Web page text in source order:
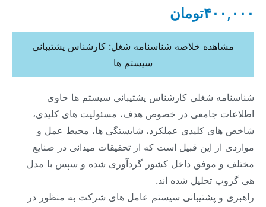
۴۰۰,۰۰۰تومان
شناسنامه شغلی کارشناس پشتیبانی سیستم ها حاوی
اطلاعات جامعی در خصوص هدف، مسئولیت های کلیدی،
شاخص های کلیدی عملکرد، شایستگی ها، محیط عمل و
مواردی از این قبیل است که از تحقیقات میدانی در صنایع
مختلف و موفق داخل کشور گردآوری شده و سپس با مدل
هی گروپ تحلیل شده اند.
راهبری و پشتیبانی سیستم عامل های شرکت به منظور در
مشاهده خلاصه شناسنامه شغل: کارشناس پشتیبانی
سیستم ها